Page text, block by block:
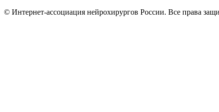
© Интернет-ассоциация нейрохирургов России. Все права